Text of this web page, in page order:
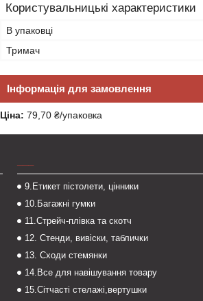
Користувальницькі характеристики
В упаковці
Тримач
Інформація для замовлення
Ціна: 79,70 ₴/упаковка
9.Етикет пістолети, цінники
10.Багажні гумки
11.Стрейч-плівка та скотч
12. Стенди, вивіски, таблички
13. Сходи стемянки
14.Все для навішування товару
15.Сітчасті стелажі,вертушки